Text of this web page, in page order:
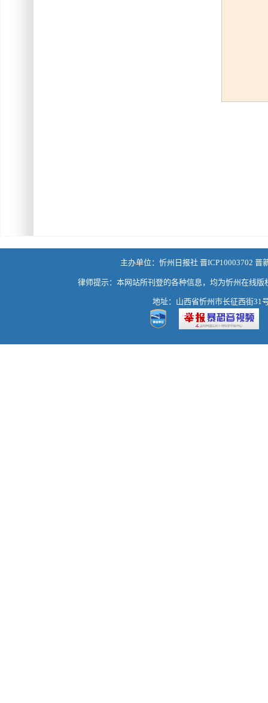
主办单位：忻州日报社 晋ICP10003702 晋
律师提示：本网站所刊登的各种信息，均为忻州在线
地址：山西省忻州市长征西街31